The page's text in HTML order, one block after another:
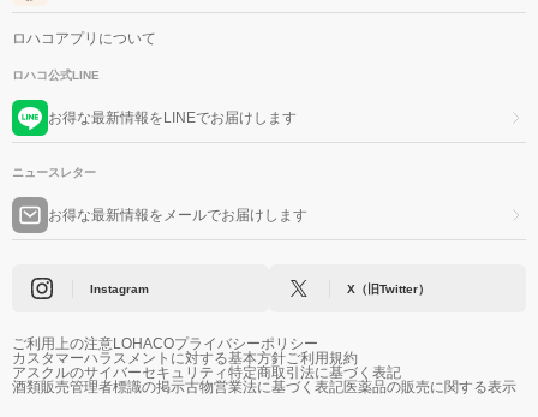
ロハコアプリについて
ロハコ公式LINE
お得な最新情報をLINEでお届けします
ニュースレター
お得な最新情報をメールでお届けします
Instagram X（旧Twitter）
ご利用上の注意LOHACOプライバシーポリシー
カスタマーハラスメントに対する基本方針ご利用規約
アスクルのサイバーセキュリティ特定商取引法に基づく表記
酒類販売管理者標識の掲示古物営業法に基づく表記医薬品の販売に関する表示